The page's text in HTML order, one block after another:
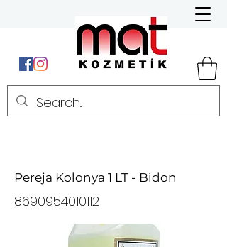
Pereja Kolonya 1 LT - Bidon
8690954010112